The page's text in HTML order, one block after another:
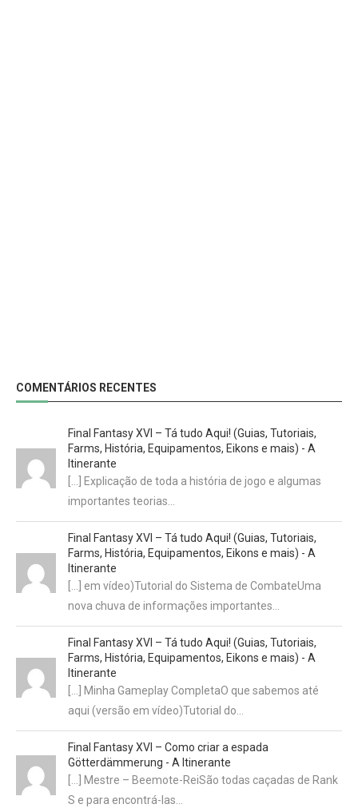
COMENTÁRIOS RECENTES
Final Fantasy XVI – Tá tudo Aqui! (Guias, Tutoriais,
Farms, História, Equipamentos, Eikons e mais) - A
Itinerante
[…] Explicação de toda a história de jogo e algumas
importantes teorias…
Final Fantasy XVI – Tá tudo Aqui! (Guias, Tutoriais,
Farms, História, Equipamentos, Eikons e mais) - A
Itinerante
[…] em vídeo)Tutorial do Sistema de CombateUma
nova chuva de informações importantes…
Final Fantasy XVI – Tá tudo Aqui! (Guias, Tutoriais,
Farms, História, Equipamentos, Eikons e mais) - A
Itinerante
[…] Minha Gameplay CompletaO que sabemos até
aqui (versão em vídeo)Tutorial do…
Final Fantasy XVI – Como criar a espada
Götterdämmerung - A Itinerante
[…] Mestre – Beemote-ReiSão todas caçadas de Rank
S e para encontrá-las…